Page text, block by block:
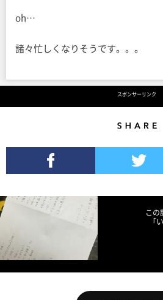
oh…
諸々忙しくなりそうです。。。
スポンサーリンク
この
「